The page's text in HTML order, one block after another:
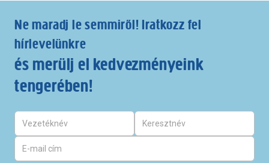
Ne maradj le semmiről! Iratkozz fel
hírlevelünkre
és merülj el kedvezményeink
tengerében!